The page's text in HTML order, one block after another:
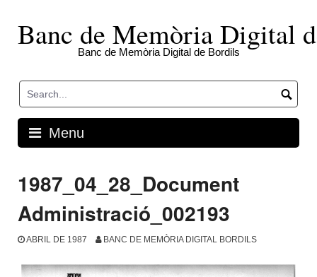
contentBanc de Memòria Digital
Banc de Memòria Digital de Bordils
Menu
1987_04_28_Document
Administració_002193
ABRIL DE 1987 BANC DE MEMÒRIA DIGITAL BORDILS